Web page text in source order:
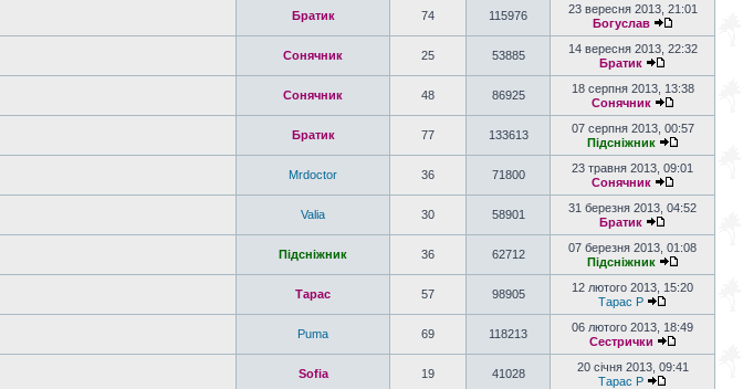
Братик 74 115976
23 вересня 2013, 21:01
Богуслав
Сонячник 25 53885
14 вересня 2013, 22:32
Братик
Сонячник 48 86925
18 серпня 2013, 13:38
Сонячник
Братик 77 133613
07 серпня 2013, 00:57
Підсніжник
Mrdoctor 36 71800
23 травня 2013, 09:01
Сонячник
Valia 30 58901
31 березня 2013, 04:52
Братик
Підсніжник 36 62712
07 березня 2013, 01:08
Підсніжник
Тарас 57 98905
12 лютого 2013, 15:20
Тарас P
Puma 69 118213
06 лютого 2013, 18:49
Сестрички
Sofia 19 41028
20 січня 2013, 09:41
Тарас P